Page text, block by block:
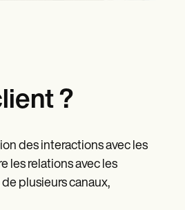
?
des interactions avec les
les relations avec les
plusieurs canaux,